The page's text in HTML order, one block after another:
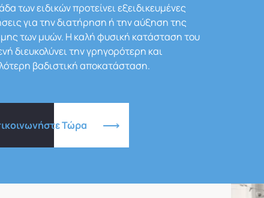
των ειδικών προτείνει εξειδικευμένες
για την διατήρηση ή την αύξηση της
των μυών. Η καλή φυσική κατάσταση του
διευκολύνει την γρηγορότερη και
βαδιστική αποκατάσταση.
Τώρα